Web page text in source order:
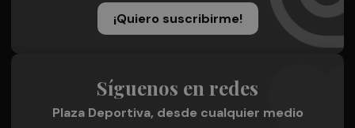
¡Quiero suscribirme!
Síguenos en redes
Plaza Deportiva, desde cualquier medio